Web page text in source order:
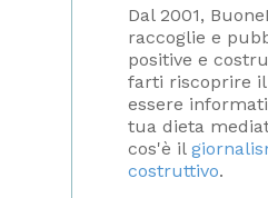
Dal 2001,
raccoglie e
positive e
farti riscoprire
essere
tua dieta
cos'è il
costruttivo.